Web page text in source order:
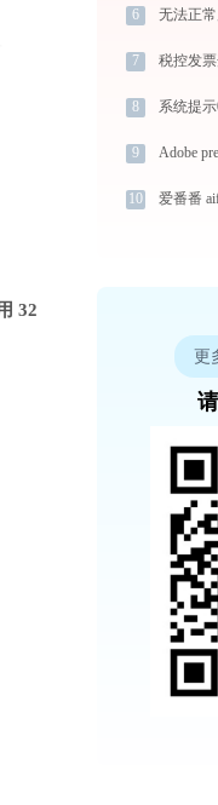
32
6 无法正
7
8 系统提
9
10
更